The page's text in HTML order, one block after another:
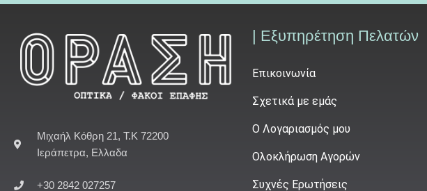
Μιχαήλ Κόθρη 21, Τ.Κ 72200
Ιεράπετρα, Ελλαδα
+30 2842 027257
| Εξυπηρέτηση Πελατών
Επικοινωνία
Σχετικά με εμάς
Ο Λογαριασμός μου
Ολοκλήρωση Αγορών
Συχνές Ερωτήσεις